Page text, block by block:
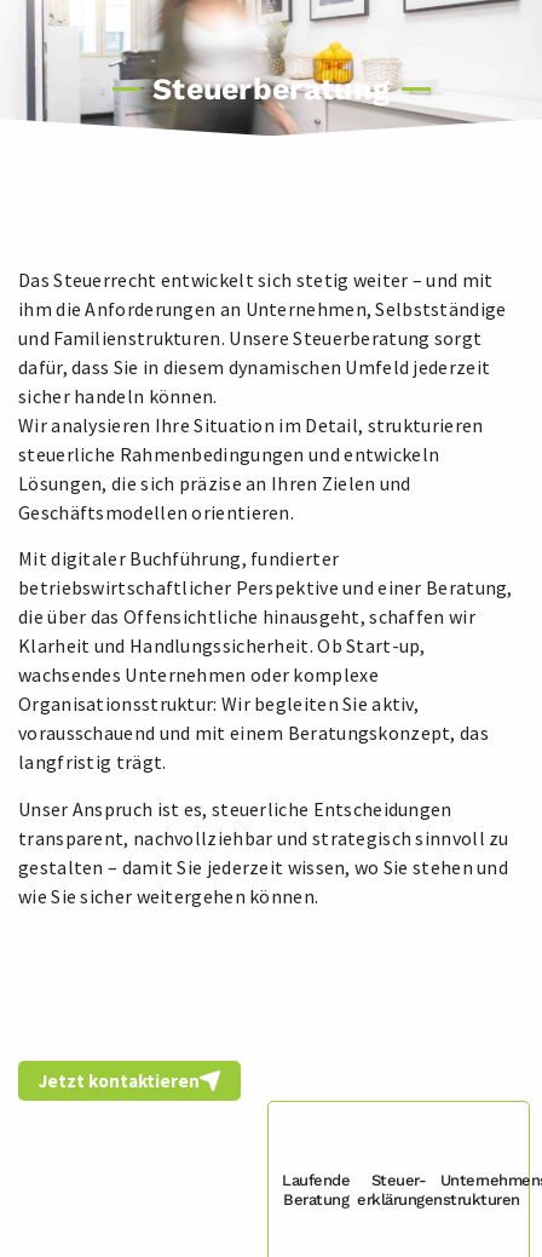
Steuerberatung
Laufende
Beratung
Steuer-
erklärungenstrukturen
Das Steuerrecht entwickelt sich stetig weiter – und mit
ihm die Anforderungen an Unternehmen, Selbstständige
und Familienstrukturen. Unsere Steuerberatung sorgt
dafür, dass Sie in diesem dynamischen Umfeld jederzeit
sicher handeln können.
Wir analysieren Ihre Situation im Detail, strukturieren
steuerliche Rahmenbedingungen und entwickeln
Lösungen, die sich präzise an Ihren Zielen und
Geschäftsmodellen orientieren.
Mit digitaler Buchführung, fundierter
betriebswirtschaftlicher Perspektive und einer Beratung,
die über das Offensichtliche hinausgeht, schaffen wir
Klarheit und Handlungssicherheit. Ob Start-up,
wachsendes Unternehmen oder komplexe
Organisationsstruktur: Wir begleiten Sie aktiv,
vorausschauend und mit einem Beratungskonzept, das
langfristig trägt.
Unser Anspruch ist es, steuerliche Entscheidungen
transparent, nachvollziehbar und strategisch sinnvoll zu
gestalten – damit Sie jederzeit wissen, wo Sie stehen und
wie Sie sicher weitergehen können.
Jetzt kontaktieren